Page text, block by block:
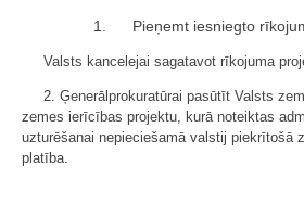
Pieņemt iesniegto
Valsts kancelejai sagatavot rīkojuma
2. Ģenerālprokuratūrai pasūtīt Valsts
zemes ierīcības projektu, kurā noteiktas
uzturēšanai nepieciešamā valstij piekrītošā
platība.